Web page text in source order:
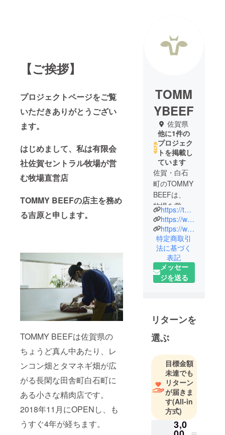
【ご挨拶】
プロジェクトページをご覧
いただきありがとうござい
ます。
はじめまして、私は有限会
社佐賀セントラル牧場が営
む牧場直営店
TOMMY BEEFの店主を務め
る吉原と申します。
TOMMY BEEFは佐賀県の
ちょうど真ん中あたり、レ
ンコン畑とタマネギ畑が広
がる長閑な田舎町白石町に
ある小さな精肉店です。
2018年11月にOPENし、も
うすぐ4年が経ちます。
TOMM
YBEEF
佐賀県
他に1件の
プロジェク
トを掲載し
ています
佐賀・白石
町のTOMMY
BEEFは、
牧場を営む
家で育った
店主・吉原
龍樹が
食肉を学
び、地元に
つくった赤
身肉専門店
ある、佐賀
セントラル
牧場の牛を
受け入れ、
自らナイフ
を入れ、手
渡す。
そんな日々
が、牛たち
や自然への
https://tommybeef.jp/
https://www.facebook.com/TOMMY-BEEF-Next-Challenge-104477392263188
https://www.instagram.com/tommybeef1003/?hl=ja
特定商取引
法に基づく
表記
メッセー
ジを送る
リターンを
選ぶ
目標金額
未達でも
リターン
が届きま
す(All-in
方式)
3,0